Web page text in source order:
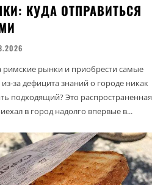
КУДА ОТПРАВИТЬСЯ
римские рынки и приобрести самые
за дефицита знаний о городе никак
подходящий? Это распространенная
в город надолго впервые в...